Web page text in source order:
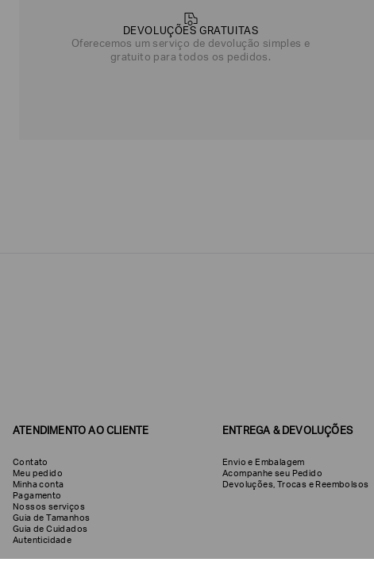
DEVOLUÇÕES GRATUITAS
Oferecemos um serviço de devolução simples e
gratuito para todos os pedidos.
ATENDIMENTO AO CLIENTE
Contato
Meu pedido
Minha conta
Pagamento
Nossos serviços
Guia de Tamanhos
Guia de Cuidados
Autenticidade
ENTREGA & DEVOLUÇÕES
Envio e Embalagem
Acompanhe seu Pedido
Devoluções, Trocas e Reembolsos
Estou
interessado
nas